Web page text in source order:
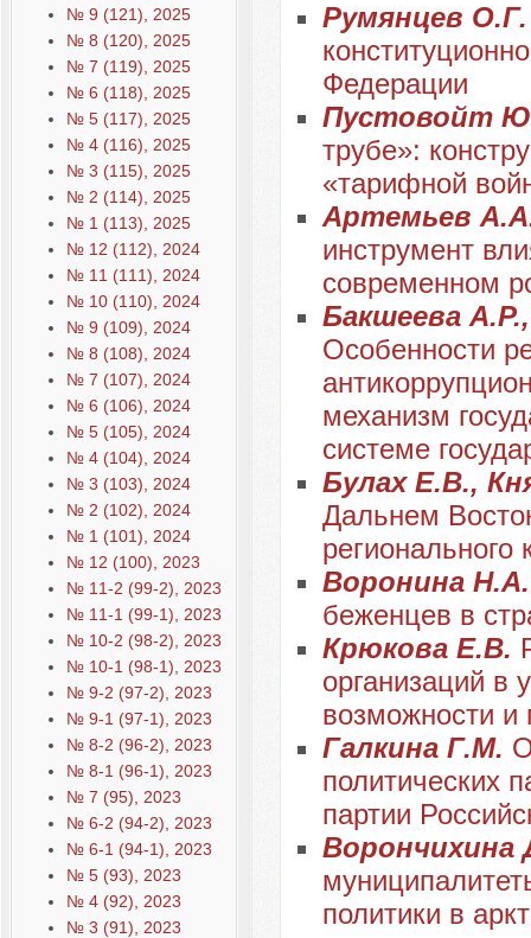
№ 9 (121), 2025
№ 8 (120), 2025
№ 7 (119), 2025
№ 6 (118), 2025
№ 5 (117), 2025
№ 4 (116), 2025
№ 3 (115), 2025
№ 2 (114), 2025
№ 1 (113), 2025
№ 12 (112), 2024
№ 11 (111), 2024
№ 10 (110), 2024
№ 9 (109), 2024
№ 8 (108), 2024
№ 7 (107), 2024
№ 6 (106), 2024
№ 5 (105), 2024
№ 4 (104), 2024
№ 3 (103), 2024
№ 2 (102), 2024
№ 1 (101), 2024
№ 12 (100), 2023
№ 11-2 (99-2), 2023
№ 11-1 (99-1), 2023
№ 10-2 (98-2), 2023
№ 10-1 (98-1), 2023
№ 9-2 (97-2), 2023
№ 9-1 (97-1), 2023
№ 8-2 (96-2), 2023
№ 8-1 (96-1), 2023
№ 7 (95), 2023
№ 6-2 (94-2), 2023
№ 6-1 (94-1), 2023
№ 5 (93), 2023
№ 4 (92), 2023
№ 3 (91), 2023
Румянцев
Федерации
Пустовойт
трубе»:
«тарифной
Артемьев
инструмент
современном
Бакшеева
Особенности
механизм
системе
Булах Е.В.,
Дальнем
Воронина
беженцев в
Крюкова Е.В.
организаций в
возможности и
Галкина Г.М.
политических
партии
Ворончихина
политики в